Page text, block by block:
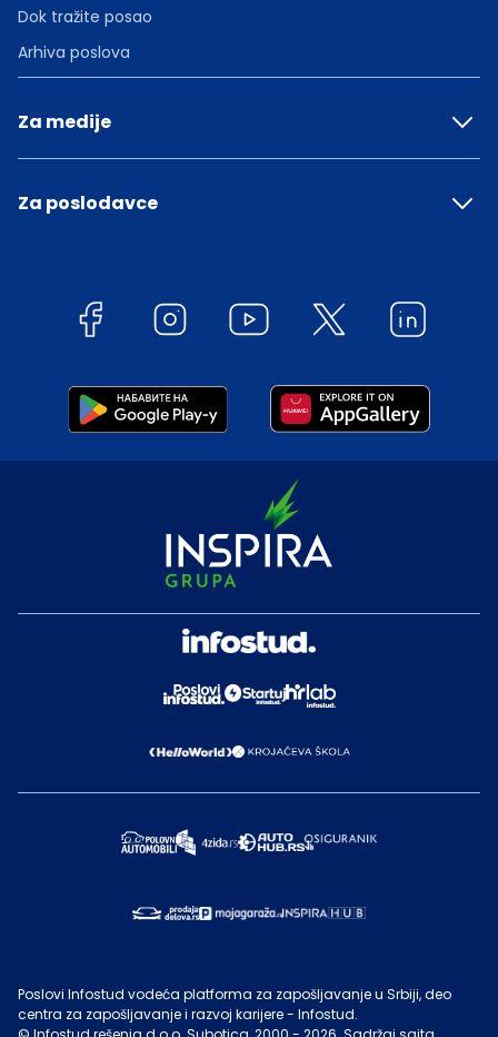
Dok tražite posao
Arhiva poslova
Za medije
Za poslodavce
Poslovi Infostud vodeća platforma za zapošljavanje u Srbiji, deo
centra za zapošljavanje i razvoj karijere - Infostud.